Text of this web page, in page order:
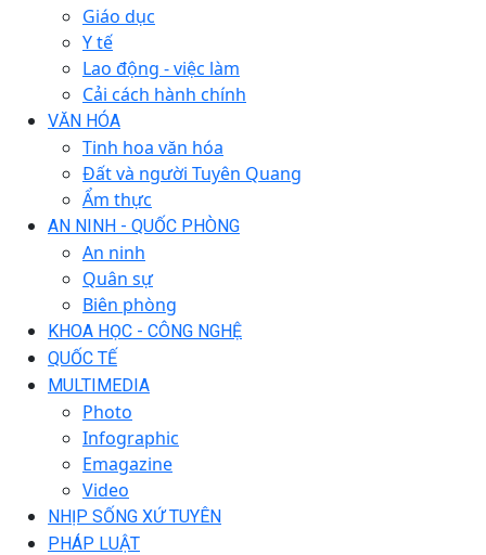
Giáo dục
Y tế
Lao động - việc làm
Cải cách hành chính
VĂN HÓA
Tinh hoa văn hóa
Đất và người Tuyên Quang
Ẩm thực
AN NINH - QUỐC PHÒNG
An ninh
Quân sự
Biên phòng
KHOA HỌC - CÔNG NGHỆ
QUỐC TẾ
MULTIMEDIA
Photo
Infographic
Emagazine
Video
NHỊP SỐNG XỨ TUYÊN
PHÁP LUẬT